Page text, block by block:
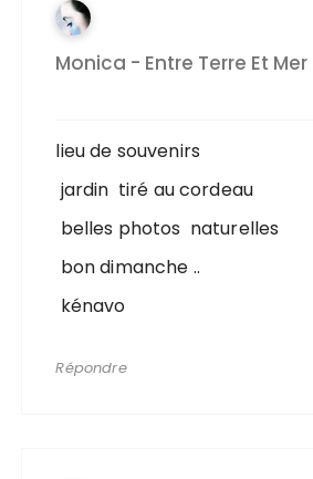
Monica - Entre Terre Et Mer
lieu de souvenirs
jardin tiré au cordeau
belles photos naturelles
bon dimanche ..
kénavo
Répondre